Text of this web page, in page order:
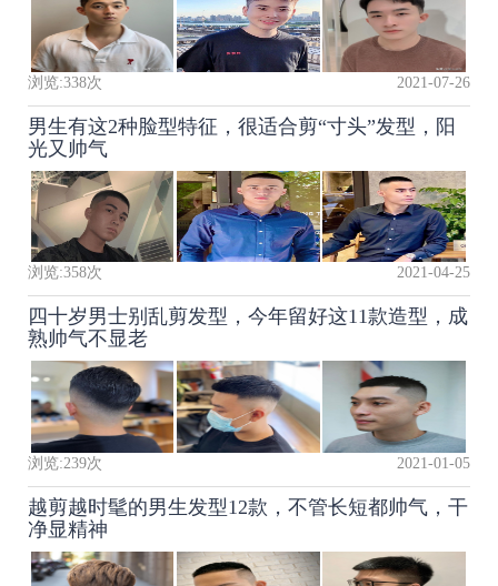
浏览:338次 2021-07-26
男生有这2种脸型特征，很适合剪“寸头”发型，阳
光又帅气
浏览:358次 2021-04-25
四十岁男士别乱剪发型，今年留好这11款造型，成
熟帅气不显老
浏览:239次 2021-01-05
越剪越时髦的男生发型12款，不管长短都帅气，干
净显精神